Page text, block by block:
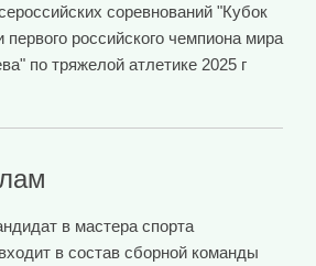
соревнований "Кубок
российского чемпиона мира
по тряжелой атлетике 2025 г
в мастера спорта
в состав сборной команды